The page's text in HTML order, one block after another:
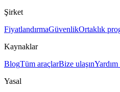
Şirket
FiyatlandırmaGüvenlikOrtaklık
Kaynaklar
BlogTüm araçlarBize ulaşın
Yasal